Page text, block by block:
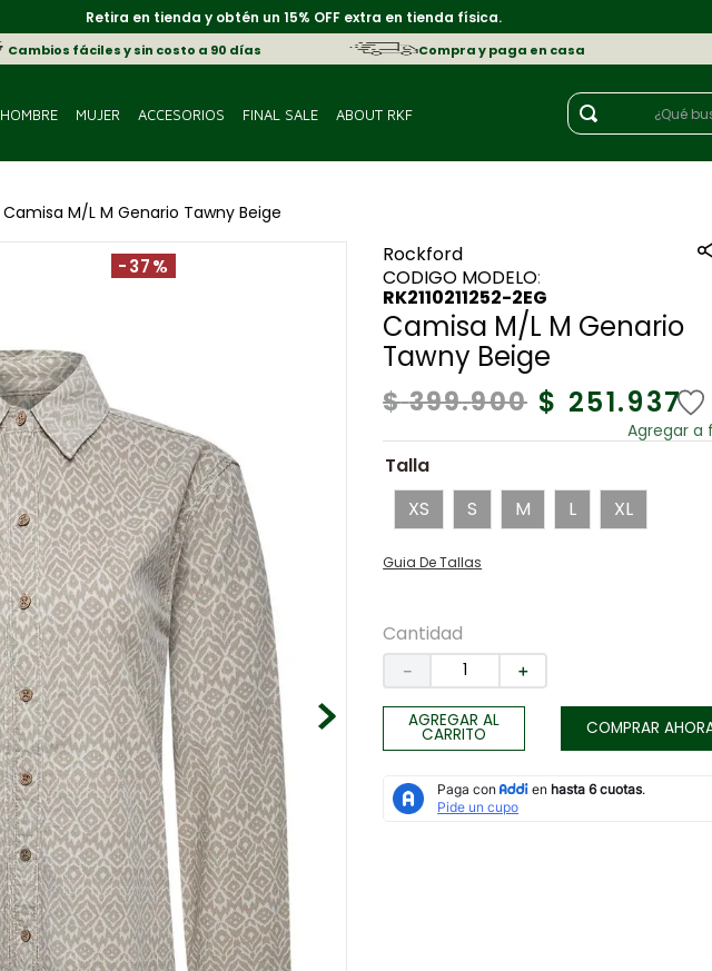
Retira en tienda y obtén un 15% OFF extra en tienda física.
Cambios fáciles y sin costo a 90 días Compra y paga en casa
HOMBRE MUJER ACCESORIOS FINAL SALE ABOUT RKF
¿Qué buscas?
Camisa M/L M Genario Tawny Beige
-37%
Rockford
:
RK2110211252-2EG
Camisa M/L M Genario
Tawny Beige
$ 399.900 $ 251.937
Talla
XS
S M L XL
Guia De Tallas
Cantidad
＋
－
AGREGAR AL
CARRITO COMPRAR